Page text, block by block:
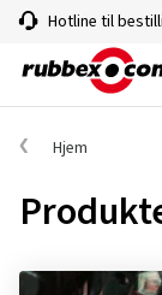
Hotline til
Hjem